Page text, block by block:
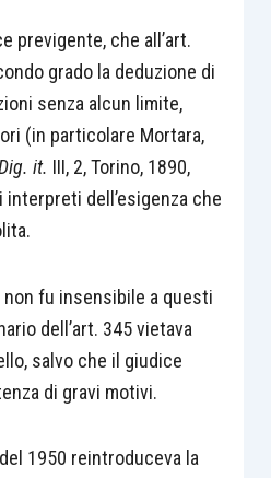
previgente, che all’art.
grado la deduzione di
senza alcun limite,
(in particolare Mortara,
it. III, 2, Torino, 1890,
dell’esigenza che
fu insensibile a questi
dell’art. 345 vietava
salvo che il giudice
di gravi motivi.
1950 reintroduceva la